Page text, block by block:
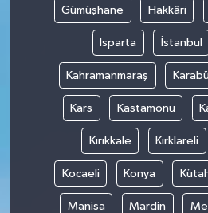
Gümüşhane Hakkâri
Isparta İstanbul
Kahramanmaraş
Kars Kastamonu
Kırıkkale Kırklareli
Kocaeli Konya
Manisa Mardin